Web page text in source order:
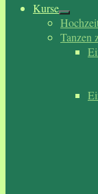
Kurse
Tanzen